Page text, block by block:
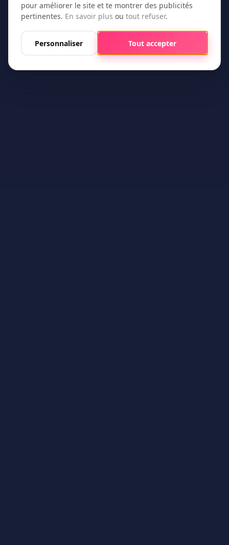
pour améliorer le site et te montrer des publicités
pertinentes. En savoir plus ou tout refuser.
Personnaliser Tout accepter